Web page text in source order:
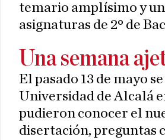
temario amplísimo y
asignaturas de 2º de
Una semana
El pasado 13 de mayo
Universidad de Alcalá
pudieron conocer el
disertación, preguntas